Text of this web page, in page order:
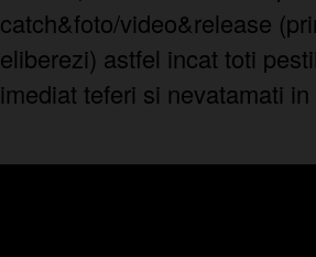
catch&foto/video&release
eliberezi) astfel incat toti
imediat teferi si nevatamati